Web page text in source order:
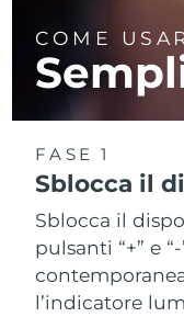
COME
FASE 1
Sblocca il
Sblocca il
pulsanti “+” e “-
l’indicatore